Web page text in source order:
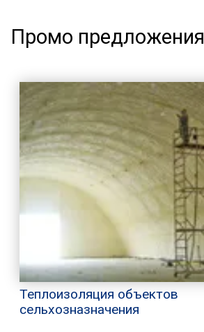
Промо предложения
Теплоизоляция объектов
сельхозназначения